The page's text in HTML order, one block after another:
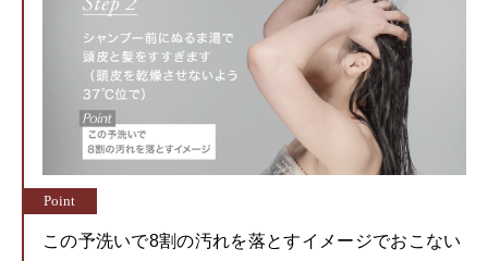
この予洗いで8割の汚れを落とすイメージでおこない